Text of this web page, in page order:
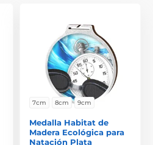
7cm 8cm 9cm
Medalla Habitat de
Madera Ecológica para
Natación Plata